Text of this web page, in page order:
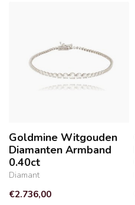
Goldmine Witgouden
Diamanten Armband
0.40ct
Diamant
€2.736,00